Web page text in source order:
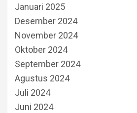
Januari 2025
Desember 2024
November 2024
Oktober 2024
September 2024
Agustus 2024
Juli 2024
Juni 2024